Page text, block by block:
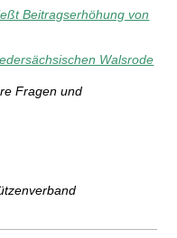
Beitragserhöhung von
Walsrode
Fragen und